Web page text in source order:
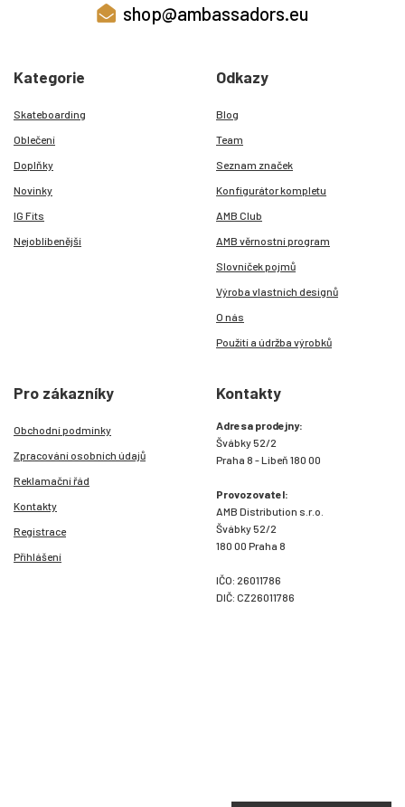
shop@ambassadors.eu
Kategorie
Skateboarding
Oblečení
Doplňky
Novinky
IG Fits
Nejoblíbenější
Odkazy
Blog
Team
Seznam značek
Konfigurátor kompletu
AMB Club
AMB věrnostní program
Slovníček pojmů
Výroba vlastních designů
O nás
Použití a údržba výrobků
Pro zákazníky
Obchodní podmínky
Zpracování osobních údajů
Reklamační řád
Kontakty
Registrace
Přihlášení
Kontakty
Adresa prodejny:
Švábky 52/2
Praha 8 - Libeň 180 00
Provozovatel:
AMB Distribution s.r.o.
Švábky 52/2
180 00 Praha 8
IČO: 26011786
DIČ: CZ26011786